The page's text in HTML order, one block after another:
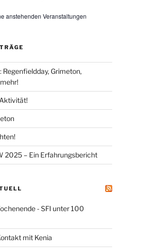
anstehenden Veranstaltungen
Regenfieldday, Grimeton,
2025 – Ein Erfahrungsbericht
- SFI unter 100
mit Kenia